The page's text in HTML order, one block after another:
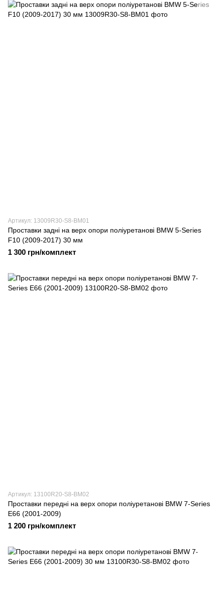
Артикул: 13009R30-S8-BM01
Проставки задні на верх опори поліуретанові BMW 5-Series
F10 (2009-2017) 30 мм
1 300 грн/комплект
Артикул: 13100R20-S8-BM02
Проставки передні на верх опори поліуретанові BMW 7-Series
E66 (2001-2009)
1 200 грн/комплект